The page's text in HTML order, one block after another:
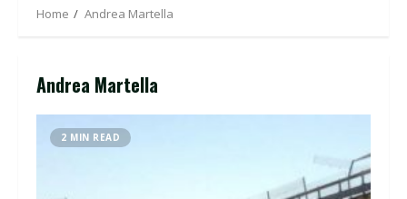
Home Andrea Martella
Andrea Martella
2 MIN READ